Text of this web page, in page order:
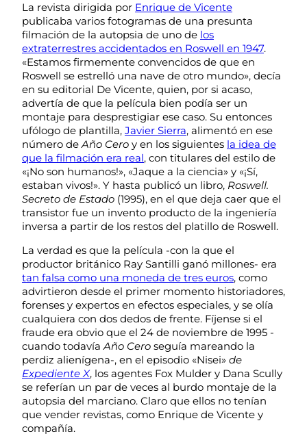
La revista dirigida por Enrique de Vicente
publicaba varios fotogramas de una presunta
filmación de la autopsia de uno de los
extraterrestres accidentados en Roswell en 1947.
«Estamos firmemente convencidos de que en
Roswell se estrelló una nave de otro mundo», decía
en su editorial De Vicente, quien, por si acaso,
advertía de que la película bien podía ser un
montaje para desprestigiar ese caso. Su entonces
ufólogo de plantilla, Javier Sierra, alimentó en ese
número deAño Cero y en los siguientes la idea de
que la filmación era real, con titulares del estilo de
«¡No son humanos!», «Jaque a la ciencia» y «¡Sí,
estaban vivos!». Y hasta publicó un libro, Roswell.
Secreto de Estado (1995), en el que deja caer que el
transistor fue un invento producto de la ingeniería
inversa a partir de los restos del platillo de Roswell.
La verdad es que la película -con la que el
productor británico Ray Santilli ganó millones- era
tan falsa como una moneda de tres euros, como
advirtieron desde el primer momento historiadores,
forenses y expertos en efectos especiales, y se olía
cualquiera con dos dedos de frente. Fíjense si el
fraude era obvio que el 24 de noviembre de 1995 -
cuando todavíaAño Cero seguía mareando la
perdiz alienígena-, en el episodio «Nisei» de
Expediente X, los agentes Fox Mulder y Dana Scully
se referían un par de veces al burdo montaje de la
autopsia del marciano. Claro que ellos no tenían
que vender revistas, como Enrique de Vicente y
compañía.